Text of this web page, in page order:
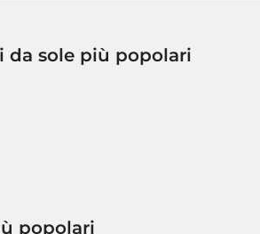
da sole più popolari
popolari